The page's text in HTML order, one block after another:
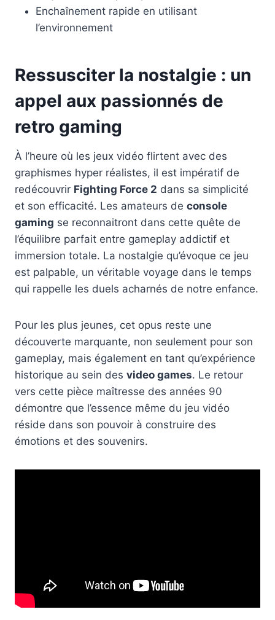
Enchaînement rapide en utilisant
l’environnement
Ressusciter la nostalgie : un
appel aux passionnés de
retro gaming
À l’heure où les jeux vidéo flirtent avec des
graphismes hyper réalistes, il est impératif de
redécouvrir Fighting Force 2 dans sa simplicité
et son efficacité. Les amateurs de console
gaming se reconnaitront dans cette quête de
l’équilibre parfait entre gameplay addictif et
immersion totale. La nostalgie qu’évoque ce jeu
est palpable, un véritable voyage dans le temps
qui rappelle les duels acharnés de notre enfance.
Pour les plus jeunes, cet opus reste une
découverte marquante, non seulement pour son
gameplay, mais également en tant qu’expérience
historique au sein des video games. Le retour
vers cette pièce maîtresse des années 90
démontre que l’essence même du jeu vidéo
réside dans son pouvoir à construire des
émotions et des souvenirs.